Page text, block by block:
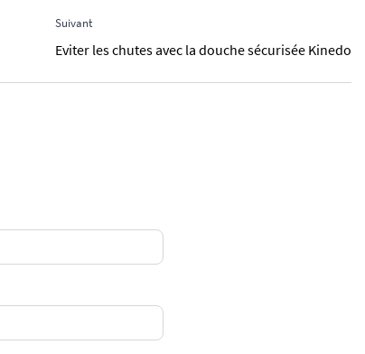
Suivant
Eviter les chutes avec la douche sécurisée Kinedo